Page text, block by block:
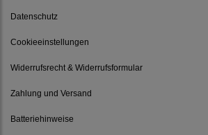
Datenschutz
Cookieeinstellungen
Widerrufsrecht & Widerrufsformular
Zahlung und Versand
Batteriehinweise